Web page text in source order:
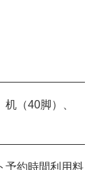
（40脚）、
予約時間利用料